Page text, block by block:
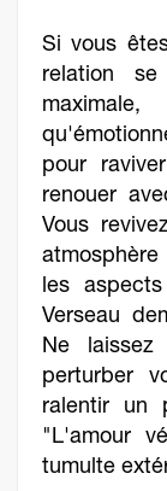
Si vous
relation
pour
renouer
Vous
les
Verseau
Ne laissez
perturber
ralentir un
"L'amour
tumulte